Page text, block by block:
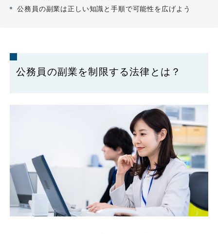
公務員の副業は正しい知識と手順で可能性を広げよう
公務員の副業を制限する法律とは？